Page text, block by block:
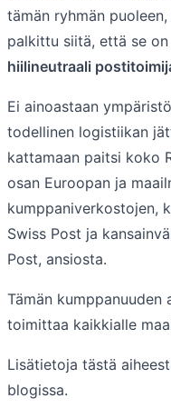
tämän ryhmän
palkittu siitä, että se on
hiilineutraali
Ei ainoastaan
todellinen logistiikan
kattamaan paitsi koko
osan Euroopan ja
kumppaniverkostojen,
Swiss Post ja
Post, ansiosta.
Tämän kumppanuuden
toimittaa kaikkialle
Lisätietoja tästä
blogissa.